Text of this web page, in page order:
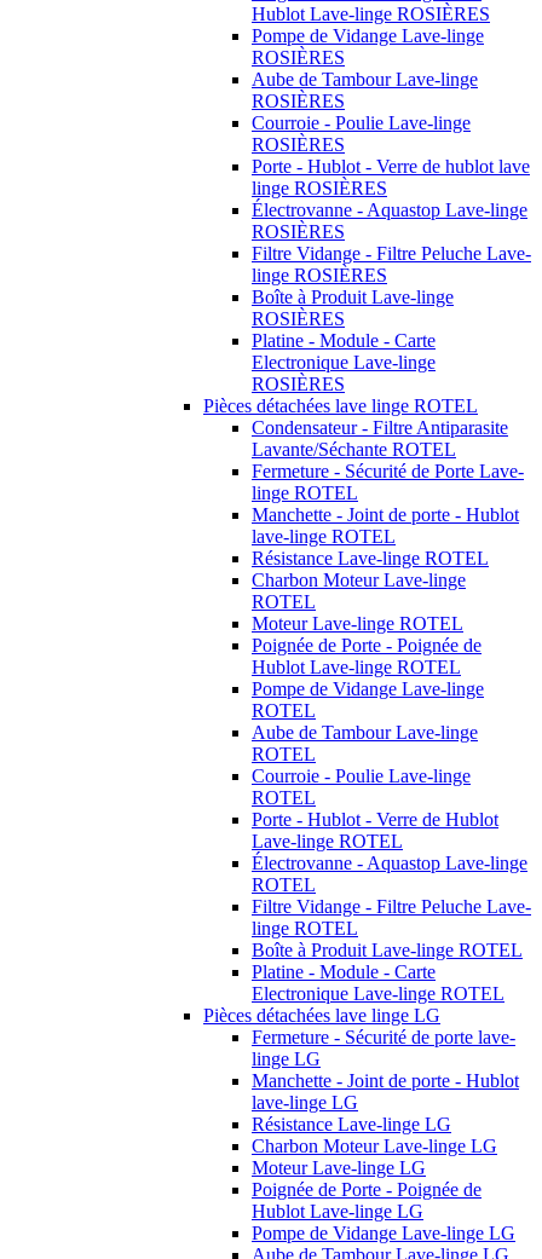
Hublot Lave-linge ROSIÈRES
Pompe de Vidange Lave-linge
ROSIÈRES
Aube de Tambour Lave-linge
ROSIÈRES
Courroie - Poulie Lave-linge
ROSIÈRES
Porte - Hublot - Verre de hublot lave
linge ROSIÈRES
Électrovanne - Aquastop Lave-linge
ROSIÈRES
Filtre Vidange - Filtre Peluche Lave-
linge ROSIÈRES
Boîte à Produit Lave-linge
ROSIÈRES
Platine - Module - Carte
Electronique Lave-linge
ROSIÈRES
Pièces détachées lave linge ROTEL
Condensateur - Filtre Antiparasite
Lavante/Séchante ROTEL
Fermeture - Sécurité de Porte Lave-
linge ROTEL
Manchette - Joint de porte - Hublot
lave-linge ROTEL
Résistance Lave-linge ROTEL
Charbon Moteur Lave-linge
ROTEL
Moteur Lave-linge ROTEL
Poignée de Porte - Poignée de
Hublot Lave-linge ROTEL
Pompe de Vidange Lave-linge
ROTEL
Aube de Tambour Lave-linge
ROTEL
Courroie - Poulie Lave-linge
ROTEL
Porte - Hublot - Verre de Hublot
Lave-linge ROTEL
Électrovanne - Aquastop Lave-linge
ROTEL
Filtre Vidange - Filtre Peluche Lave-
linge ROTEL
Boîte à Produit Lave-linge ROTEL
Platine - Module - Carte
Electronique Lave-linge ROTEL
Pièces détachées lave linge LG
Fermeture - Sécurité de porte lave-
linge LG
Manchette - Joint de porte - Hublot
lave-linge LG
Résistance Lave-linge LG
Charbon Moteur Lave-linge LG
Moteur Lave-linge LG
Poignée de Porte - Poignée de
Hublot Lave-linge LG
Pompe de Vidange Lave-linge LG
Aube de Tambour Lave-linge LG